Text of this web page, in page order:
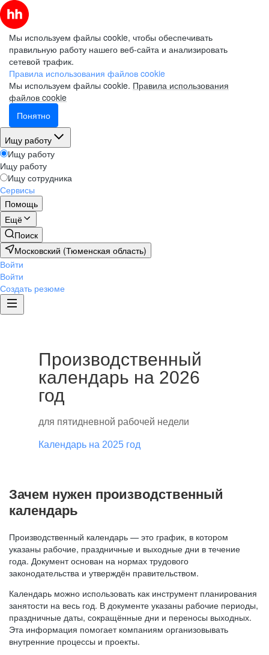
Мы используем файлы cookie, чтобы обеспечивать
правильную работу нашего веб-сайта и анализировать
сетевой трафик.
Правила использования файлов cookie
Мы используем файлы cookie. Правила использования
файлов cookie
Понятно
Ищу работу
Ищу работу
Ищу работу
Ищу сотрудника
Сервисы
Помощь
Ещё
Поиск
Московский (Тюменская область)
Войти
Войти
Создать резюме
Производственный
календарь на 2026
год
для пятидневной рабочей недели
Календарь на 2025 год
Зачем нужен производственный
календарь
Производственный календарь — это график, в котором
указаны рабочие, праздничные и выходные дни в течение
года. Документ основан на нормах трудового
законодательства и утверждён правительством.
Календарь можно использовать как инструмент планирования
занятости на весь год. В документе указаны рабочие периоды,
праздничные даты, сокращённые дни и переносы выходных.
Эта информация помогает компаниям организовывать
внутренние процессы и проекты.